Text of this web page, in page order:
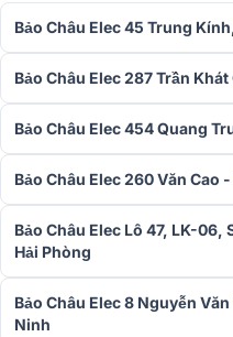
thống âm thanh của bạn. Liên
hotline
Loa sub
Tổng
khẩu
lực, chính xác cho cả
đình. Click để tham khảo.
Bảo Châu Elec 45 Trung
Bảo Châu Elec 287 Trần
Bảo Châu Elec 454 Quang
Bảo Châu Elec 260 Văn Cao
Bảo Châu Elec Lô 47, LK-06,
Hải Phòng
Bảo Châu Elec 8 Nguyễn
Ninh